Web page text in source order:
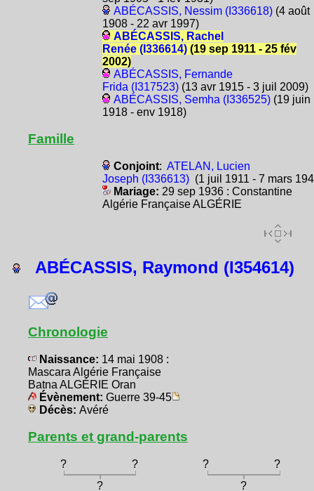
ABÉCASSIS, Nessim (I336618)(4 août
1908 - 22 avr 1997)
ABÉCASSIS, Rachel
Renée (I336614)(19 sep 1911 - 25 fév
2002)
ABÉCASSIS, Fernande
Frida (I317523)(13 avr 1915 - 3 juil 2009)
ABÉCASSIS, Semha (I336525)(19 juin
1918 - env 1918)
Famille
Conjoint: ATELAN, Lucien
Joseph (I336613)(1 juil 1911 - 7 mars
Mariage: 29 sep 1936 : Constantine
Algérie Française ALGÉRIE
ABÉCASSIS, Raymond (I354614)
Chronologie
Naissance: 14 mai 1908 :
Mascara Algérie Française
Batna ALGÉRIE Oran
Évènement: Guerre 39-45
Décès: Avéré
Parents et grand-parents
? ? ?
?
?
?